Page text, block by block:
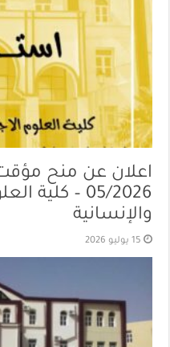
اعلان عن منح
05/2026 –
والإنسانية
15 يوليو 2026